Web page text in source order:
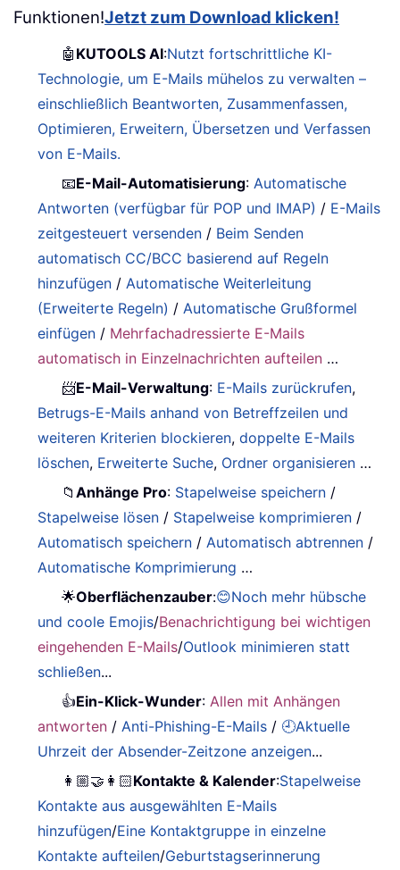
Funktionen!Jetzt zum Download klicken!
🤖 KUTOOLS AI:Nutzt fortschrittliche KI-
Technologie, um E-Mails mühelos zu verwalten –
einschließlich Beantworten, Zusammenfassen,
Optimieren, Erweitern, Übersetzen und Verfassen
von E-Mails.
📧E-Mail-Automatisierung: Automatische
Antworten (verfügbar für POP und IMAP) / E-Mails
zeitgesteuert versenden / Beim Senden
automatisch CC/BCC basierend auf Regeln
hinzufügen / Automatische Weiterleitung
(Erweiterte Regeln) / Automatische Grußformel
einfügen / Mehrfachadressierte E-Mails
automatisch in Einzelnachrichten aufteilen …
📨E-Mail-Verwaltung: E-Mails zurückrufen,
Betrugs-E-Mails anhand von Betreffzeilen und
weiteren Kriterien blockieren,doppelte E-Mails
löschen, Erweiterte Suche, Ordner organisieren …
📁Anhänge Pro: Stapelweise speichern /
Stapelweise lösen / Stapelweise komprimieren /
Automatisch speichern / Automatisch abtrennen /
Automatische Komprimierung …
🌟Oberflächenzauber:😊Noch mehr hübsche
und coole Emojis/Benachrichtigung bei wichtigen
eingehenden E-Mails/Outlook minimieren statt
schließen...
👍Ein-Klick-Wunder: Allen mit Anhängen
antworten / Anti-Phishing-E-Mails / 🕘Aktuelle
Uhrzeit der Absender-Zeitzone anzeigen...
👩🏼‍🤝‍👩🏻Kontakte & Kalender:Stapelweise
Kontakte aus ausgewählten E-Mails
hinzufügen/Eine Kontaktgruppe in einzelne
Kontakte aufteilen/Geburtstagserinnerung